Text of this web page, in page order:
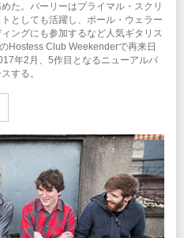
た。バーリーはプライマル・スクリ
としても活躍し、ポール・ウェラー
ングにも参加するなど人気ギタリス
Hostess Club Weekenderで再来日
年2月、5作目となるニューアルバ
する。